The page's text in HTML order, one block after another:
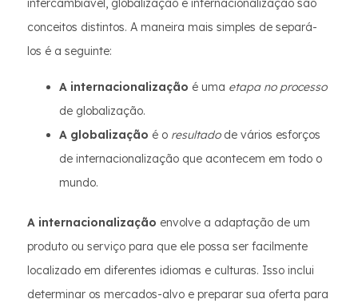
intercambiável, globalização e internacionalização são
conceitos distintos. A maneira mais simples de separá-
los é a seguinte:
A internacionalização é uma etapa no processo
de globalização.
A globalização é o resultadode vários esforços
de internacionalização que acontecem em todo o
mundo.
A internacionalização envolve a adaptação de um
produto ou serviço para que ele possa ser facilmente
localizado em diferentes idiomas e culturas. Isso inclui
determinar os mercados-alvo e preparar sua oferta para